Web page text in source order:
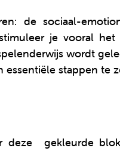
de sociaal-
je vooral
wordt
stappen te
deze gekleurde